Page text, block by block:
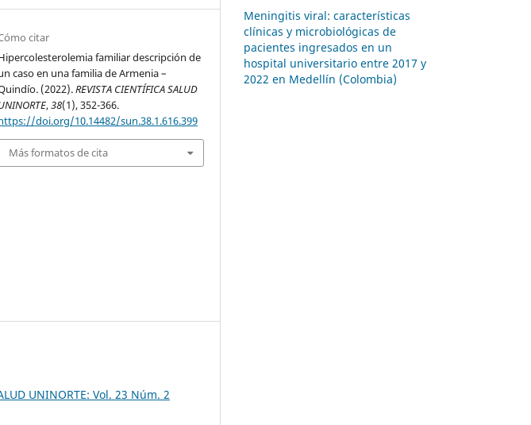
citar
familiar descripción de
caso en una familia de Armenia –
(2022).REVISTA CIENTÍFICA SALUD
,38(1), 352-366.
doi.org/10.14482/sun.38.1.616.399
Más formatos de cita
UNINORTE: Vol. 23 Núm. 2
Meningitis viral: características
clínicas y microbiológicas de
pacientes ingresados en un
hospital universitario entre 2017 y
2022 en Medellín (Colombia)